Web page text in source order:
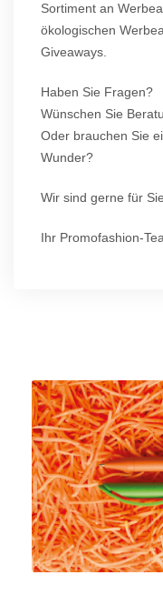
Sortiment an
ökologischen
Giveaways.
Haben Sie Fragen?
Wünschen Sie
Oder brauchen Sie
Wunder?
Wir sind gerne für
Ihr Promofashion-